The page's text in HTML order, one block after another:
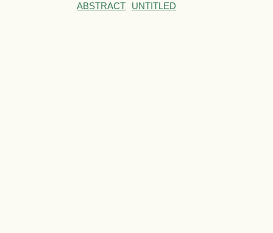
ABSTRACT UNTITLED